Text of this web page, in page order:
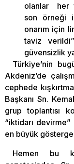
olanlar her
son örneği
onarım için
taviz
güvensizlik
Türkiye’nin
Akdeniz’de
cephede
Başkanı Sn.
grup toplantısı
“iktidarı
en büyük
Hemen bu